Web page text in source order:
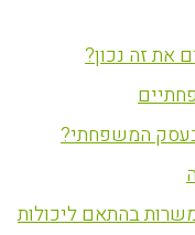
את זה נכון?
בעסק המשפחתי?
בהתאם ליכולות